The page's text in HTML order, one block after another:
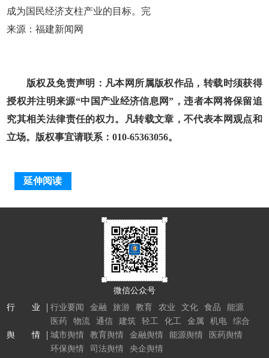
成为国民经济支柱产业的目标。完
来源：福建新闻网
版权及免责声明：凡本网所属版权作品，转载时须获得
授权并注明来源“中国产业经济信息网”，违者本网将保留追
究其相关法律责任的权力。凡转载文章，不代表本网观点和
立场。版权事宜请联系：010-65363056。
延伸阅读
微信公众号
行 业
行业要闻 金融 旅游 教育 农业 文化 食品
能源
医药
物流 通信 建筑 轻工 化工 金属 机电
综合
舆 情
城市舆情 教育舆情 金融舆情 能源舆情
医药舆情
环保舆情
司法舆情 央企舆情